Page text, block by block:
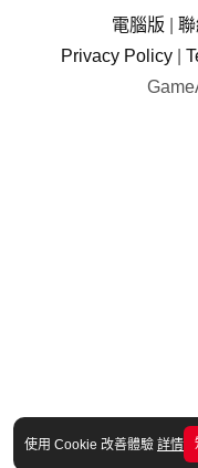
使用 Cookie 改善體驗 詳情
電腦版
Privacy Policy